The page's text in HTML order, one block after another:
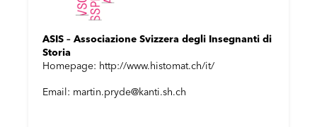
ASIS – Associazione Svizzera degli Insegnanti di
Storia
Homepage: http://www.histomat.ch/it/
Email: martin.pryde@kanti.sh.ch